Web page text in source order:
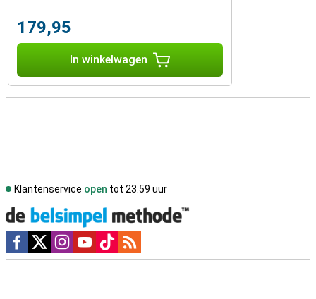
179,95
In winkelwagen
Klantenservice open tot 23.59 uur
Social media